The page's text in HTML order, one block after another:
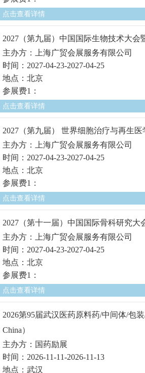
点击查看详情
2027（第九届）中国国际生物技术大会
主办方：上海广贸会展服务有限公司
时间：2027-04-23-2027-04-25
地点：北京
参展费1：
点击查看详情
2027（第九届） 世界细胞治疗与再生
主办方：上海广贸会展服务有限公司
时间：2027-04-23-2027-04-25
地点：北京
参展费1：
点击查看详情
2027（第十一届）中国国际骨科研究大
主办方：上海广贸会展服务有限公司
时间：2027-04-23-2027-04-25
地点：北京
参展费1：
点击查看详情
2026第95届武汉医药原料药/中间体/包
China）
主办方：国药励展
时间：2026-11-11-2026-11-13
地点：武汉